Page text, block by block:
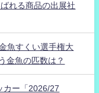
れる商品の出展社
魚すくい選手権大
金魚の匹数は？
カー「2026/27